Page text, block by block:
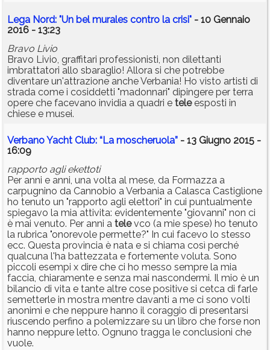
Lega Nord: "Un bel murales contro la crisi" - 10 Gennaio
2016 - 13:23
Bravo Livio
Bravo Livio, graffitari professionisti, non dilettanti
imbrattatori allo sbaraglio! Allora si che potrebbe
diventare un'attrazione anche Verbania! Ho visto artisti di
strada come i cosiddetti "madonnari" dipingere per terra
opere che facevano invidia a quadri e teleesposti in
chiese e musei.
Verbano Yacht Club: “La moscheruola” - 13 Giugno 2015 -
16:09
rapporto agli ekettoti
Per anni e anni, una volta al mese, da Formazza a
carpugnino da Cannobio a Verbania a Calasca Castiglione
ho tenuto un "rapporto agli elettori" in cui puntualmente
spiegavo la mia attivita: evidentemente "giovanni" non ci
è mai venuto. Per anni a televco (a mie spese) ho tenuto
la rubrica "onorevole permette?" In cui facevo lo stesso
ecc. Questa provincia è nata e si chiama così perché
qualcuna l'ha battezzata e fortemente voluta. Sono
piccoli esempi x dire che ci ho messo sempre la mia
faccia, chiaramente e senza mai nascondermi. Il mio è un
bilancio di vita e tante altre cose positive si cetca di farle
semetterle in mostra mentre davanti a me ci sono volti
anonimi e che neppure hanno il coraggio di presentarsi
riuscendo perfino a polemizzare su un libro che forse non
hanno neppure letto. Ognuno tragga le conclusioni che
vuole.